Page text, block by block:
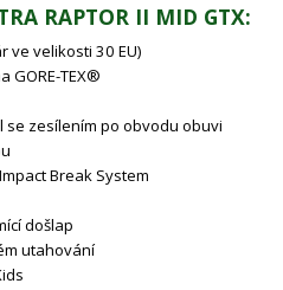
RAPTOR II MID GTX:
ve velikosti 30 EU)
GORE-TEX®
zesílením po obvodu obuvi
Break System
došlap
utahování